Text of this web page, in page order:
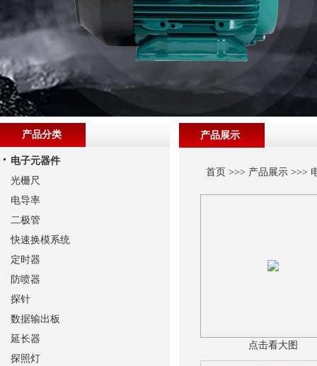
产品展示
首页 >>> 产品展示>>>
点击看大图
产品分类
电子元器件
光栅尺
电导率
二极管
快速换模系统
定时器
防喷器
探针
数据输出板
延长器
探照灯